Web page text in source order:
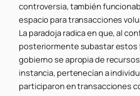
controversia, también
espacio para transacciones
La paradoja radica en que, al
posteriormente subastar estos
gobierno se apropia de
instancia, pertenecían a
participaron en transacciones